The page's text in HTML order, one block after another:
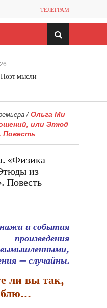
ТЕЛЕГРАМ
мысли
/ Ольга Ми
или Этюд
Повесть
«Физика
из
Повесть
и события
произведения
— случайны.
ли вы так,